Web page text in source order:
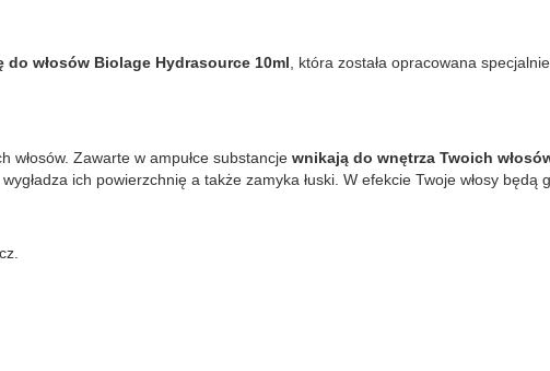
do włosów Biolage Hydrasource 10ml , która została opracowana
włosów. Zawarte w ampułce substancje wnikają do wnętrza Twoich
ich powierzchnię a także zamyka łuski. W efekcie Twoje włosy będą